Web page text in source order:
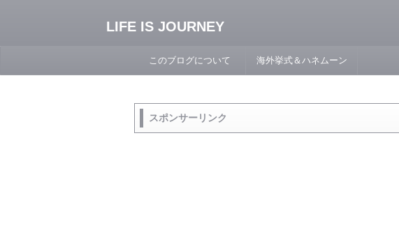
LIFE IS JOURNEY
このブログについて 海外挙式＆ハネムーン
スポンサーリンク